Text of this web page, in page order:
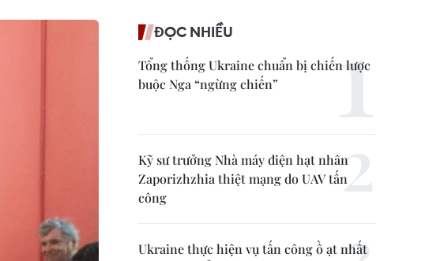
ĐỌC NHIỀU
Tổng thống Ukraine chuẩn bị chiến lược
buộc Nga “ngừng chiến”
Kỹ sư trưởng Nhà máy điện hạt nhân
Zaporizhzhia thiệt mạng do UAV tấn
công
Ukraine thực hiện vụ tấn công ồ ạt nhất